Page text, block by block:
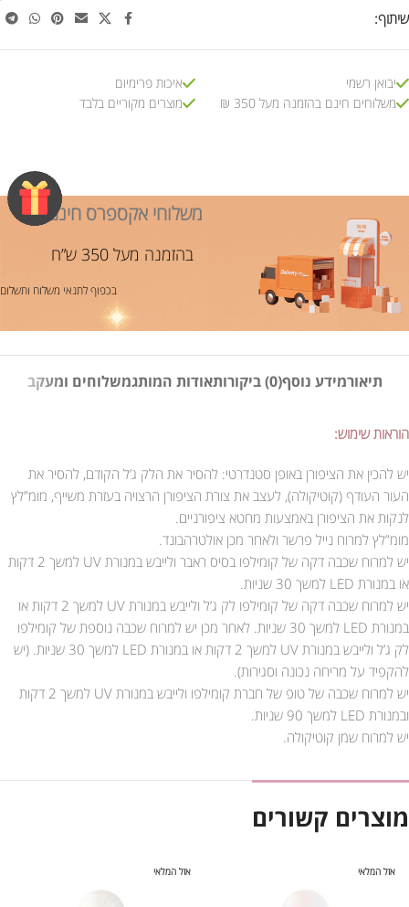
שיתוף:
יבואן רשמי
משלוחים חינם בהזמנה מעל 350 ₪
איכות פרימיום
מוצרים מקוריים בלבד
משלוחי אקספרס חינם!
בהזמנה מעל 350 ש”ח
בכפוף לתנאי משלוח ותשלום
תיאורמידע נוסף(0) ביקורות אודות המותגמשלוחים ומעקב
הוראות שימוש:
יש להכין את הציפורן באופן סטנדרטי: להסיר את הלק ג’ל הקודם, להסיר את
העור העודף (קוטיקולה), לעצב את צורת הציפורן הרצויה בעזרת משייף, מומ”לץ
לנקות את הציפורן באמצעות מחטא ציפורניים.
מומ”לץ למרוח נייל פרשר ולאחר מכן אולטרהבונד.
יש למרוח שכבה דקה של קומילפו בסיס ראבר ולייבש במנורת UV למשך 2 דקות
או במנורת LED למשך 30 שניות.
יש למרוח שכבה דקה של קומילפו לק ג’ל ולייבש במנורת UV למשך 2 דקות או
במנורת LED למשך 30 שניות. לאחר מכן יש למרוח שכבה נוספת של קומילפו
לק ג’ל ולייבש במנורת UV למשך 2 דקות או במנורת LED למשך 30 שניות. (יש
להקפיד על מריחה נכונה וסגירות).
יש למרוח שכבה של טופ של חברת קומילפו ולייבש במנורת UV למשך 2 דקות
ובמנורת LED למשך 90 שניות.
יש למרוח שמן קוטיקולה.
מוצרים קשורים
אזל המלאי אזל המלאי